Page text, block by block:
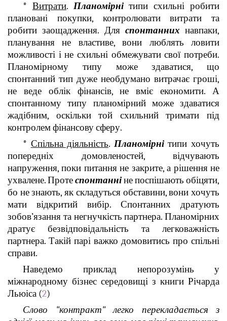
* Витрати. Планомірні типи схильні робити
плановані покупки, контролювати витрати та
робити заощадження. Для спонтанних навпаки,
планування не властиве, вони люблять ловити
можливості і не схильні обмежувати свої потреби.
Планомірному типу може здаватися, що
спонтанний тип дуже необдумано витрачає гроші,
не веде облік фінансів, не вміє економити. А
спонтанному типу планомірний може здаватися
жадібним, оскільки той схильний тримати під
контролем фінансову сферу.
* Спільна діяльність. Планомірнітипи хочуть
попередніх домовленостей, відчувають
напруження, поки питання не закрите, а рішення не
ухвалене. Протеспонтанніне поспішають обіцяти,
бо не знають, як складуться обставини, вони хочуть
мати відкритий вибір. Спонтанних дратують
зобов’язання та негнучкість партнера. Планомірних
дратує безвідповідальність та легковажність
партнера. Такій парі важко домовитись про спільні
справи.
Наведемо приклад непорозумінь у
міжнародному бізнес середовищі з книги Річарда
Льюіса (2)
Слово "контракт" легко перекладається з